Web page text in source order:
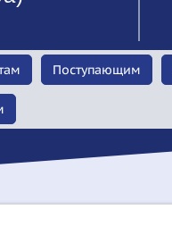
Поступающим